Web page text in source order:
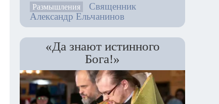
Размышления
Священник
Александр Ельчанинов
«Да знают истинного
Бога!»